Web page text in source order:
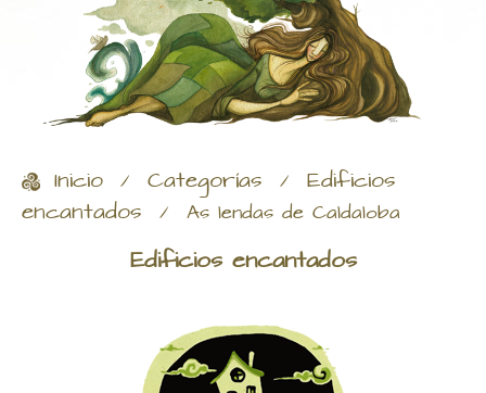
Inicio / Categorías / Edificios
encantados / As lendas de Caldaloba
Edificios encantados